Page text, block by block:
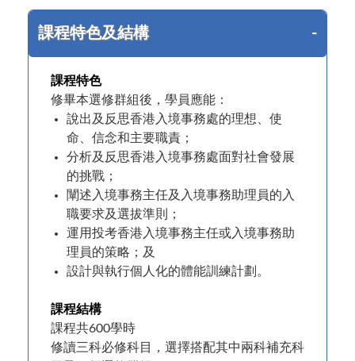
課程特色及結構
課程特色
修畢本選修群組後，學員應能：
說出及反思香港入境事務處的理想、使
命、信念和主要職責；
分析及反思香港入境事務處面對社會發展
的挑戰；
闡述入境事務主任及入境事務助理員的入
職要求及選拔準則；
運用投考香港入境事務主任或入境事務助
理員的策略；及
設計與執行個人化的體能訓練計劃。
課程結構
課程共600學時
修讀三科必修科目，選擇搭配其中兩科補充科